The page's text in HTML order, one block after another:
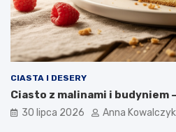
CIASTA I DESERY
Ciasto z malinami i budyniem
30 lipca 2026 Anna Kowalczyk